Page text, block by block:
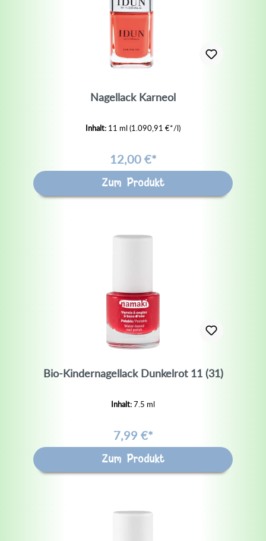
Nagellack Karneol
Inhalt: 11 ml(1.090,91 €*/l)
12,00 €*
Zum Produkt
Bio-Kindernagellack Dunkelrot 11 (31)
Inhalt:7.5 ml
7,99 €*
Zum Produkt